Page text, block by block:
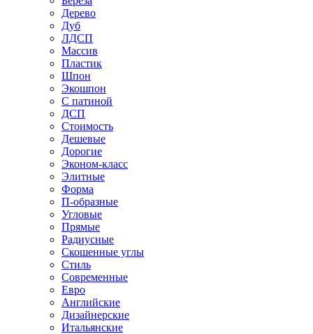
Дерево
Дуб
ЛДСП
Массив
Пластик
Шпон
Экошпон
С патиной
ДСП
Стоимость
Дешевые
Дорогие
Эконом-класс
Элитные
Форма
П-образные
Угловые
Прямые
Радиусные
Скошенные углы
Стиль
Современные
Евро
Английские
Дизайнерские
Итальянские